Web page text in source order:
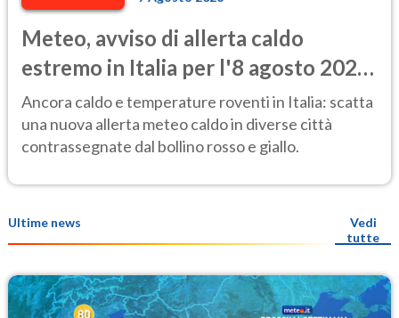
Meteo, avviso di allerta caldo
estremo in Italia per l'8 agosto 2026:
le città a rischio per il Ministero della
Salute
Ancora caldo e temperature roventi in Italia: scatta
una nuova allerta meteo caldo in diverse città
contrassegnate dal bollino rosso e giallo.
Ultime news
Vedi
tutte